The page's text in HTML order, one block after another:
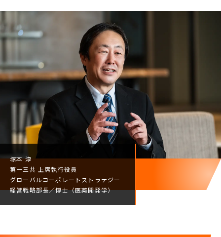
塚本 淳
第一三共 上席執行役員
グローバルコーポレート ストラテジー
経営戦略部長／博士（医薬開発学）